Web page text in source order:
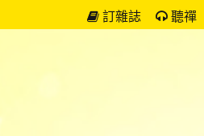
訂雜誌 聽禪